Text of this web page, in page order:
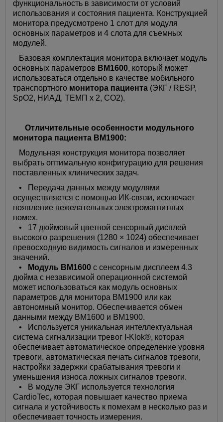
функциональность в зависимости от условий
использования и состояния пациента. Конструкцией
монитора предусмотрено 1 слот для модуля
основных параметров и 4 слота для съемных
модулей.
Базовая комплектация монитора включает модуль
основных параметров ВМ1600, который может
использоваться отдельно в качестве мобильного
транспортного монитора пациента (ЭКГ / RESP,
SpO2, НИАД, ТЕМП х 2, СО2).
Отличительные особенности модульного
монитора пациента BM1900:
Модульная конструкция монитора позволяет
выбрать оптимальную конфигурацию для решения
поставленных клинических задач.
• Передача данных между модулями
осуществляется с помощью ИК-связи, исключает
появление нежелательных электромагнитных
помех.
• 17 дюймовый цветной сенсорный дисплей
высокого разрешения (1280 × 1024) обеспечивает
превосходную видимость сигналов и измеренных
значений.
•
Модуль ВМ1600 с сенсорным дисплеем 4.3
дюйма с независимой операционной системой
может использоваться как модуль основных
параметров для монитора ВМ1900 или как
автономный монитор. Обеспечивается обмен
данными между ВМ1600 и ВМ1900.
• Используется уникальная интеллектуальная
система сигнализации тревог I-Klok®, которая
обеспечивает автоматическое определение уровня
тревоги, автоматическая печать сигналов тревоги,
настройки задержки срабатывания тревоги и
уменьшения износа ложных сигналов тревоги.
• В модуле ЭКГ используется технология
CardioTec, которая повышает качество приема
сигнала и устойчивость к помехам в несколько раз и
обеспечивает точность измерения.